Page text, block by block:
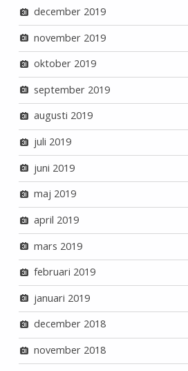
december 2019
november 2019
oktober 2019
september 2019
augusti 2019
juli 2019
juni 2019
maj 2019
april 2019
mars 2019
februari 2019
januari 2019
december 2018
november 2018